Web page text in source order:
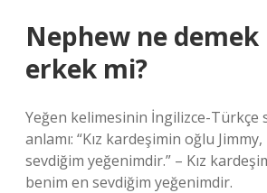
Nephew ne demek
erkek mi?
Yeğen kelimesinin İngilizce-Türkçe
anlamı: “Kız kardeşimin oğlu
sevdiğim yeğenimdir.” – Kız
benim en sevdiğim yeğenimdir.